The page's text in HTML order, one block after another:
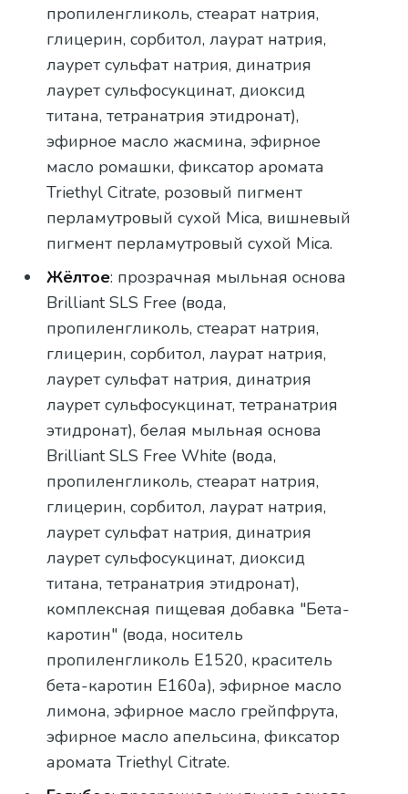
пропиленгликоль, стеарат натрия,
глицерин, сорбитол, лаурат натрия,
лаурет сульфат натрия, динатрия
лаурет сульфосукцинат, диоксид
титана, тетранатрия этидронат),
эфирное масло жасмина, эфирное
масло ромашки, фиксатор аромата
Triethyl Citrate, розовый пигмент
перламутровый сухой Mica, вишневый
пигмент перламутровый сухой Mica.
Жёлтое: прозрачная мыльная основа
Brilliant SLS Free (вода,
пропиленгликоль, стеарат натрия,
глицерин, сорбитол, лаурат натрия,
лаурет сульфат натрия, динатрия
лаурет сульфосукцинат, тетранатрия
этидронат), белая мыльная основа
Brilliant SLS Free White (вода,
пропиленгликоль, стеарат натрия,
глицерин, сорбитол, лаурат натрия,
лаурет сульфат натрия, динатрия
лаурет сульфосукцинат, диоксид
титана, тетранатрия этидронат),
комплексная пищевая добавка "Бета-
каротин" (вода, носитель
пропиленгликоль Е1520, краситель
бета-каротин Е160а), эфирное масло
лимона, эфирное масло грейпфрута,
эфирное масло апельсина, фиксатор
аромата Triethyl Citrate.